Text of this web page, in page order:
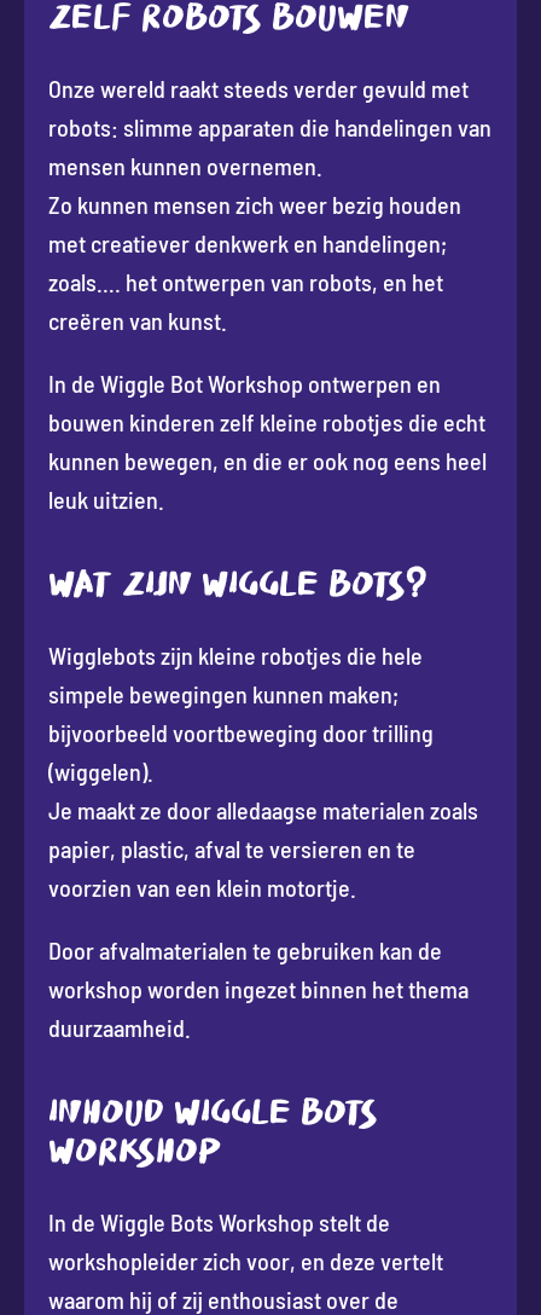
ZELF ROBOTS BOUWEN
Onze wereld raakt steeds verder gevuld met
robots: slimme apparaten die handelingen van
mensen kunnen overnemen.
Zo kunnen mensen zich weer bezig houden
met creatiever denkwerk en handelingen;
zoals…. het ontwerpen van robots, en het
creëren van kunst.
In de Wiggle Bot Workshop ontwerpen en
bouwen kinderen zelf kleine robotjes die echt
kunnen bewegen, en die er ook nog eens heel
leuk uitzien.
WAT ZIJN WIGGLE BOTS?
Wigglebots zijn kleine robotjes die hele
simpele bewegingen kunnen maken;
bijvoorbeeld voortbeweging door trilling
(wiggelen).
Je maakt ze door alledaagse materialen zoals
papier, plastic, afval te versieren en te
voorzien van een klein motortje.
Door afvalmaterialen te gebruiken kan de
workshop worden ingezet binnen het thema
duurzaamheid.
INHOUD WIGGLE BOTS
WORKSHOP
In de Wiggle Bots Workshop stelt de
workshopleider zich voor, en deze vertelt
waarom hij of zij enthousiast over de